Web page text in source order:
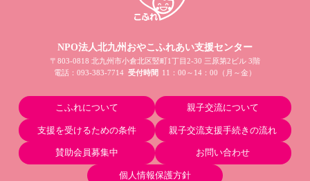
NPO法人北九州おやこふれあい支援センター
〒803-0818 北九州市小倉北区竪町1丁目2-30 三原第2ビル 3階
電話： 093-383-7714 受付時間 11：00～14：00（月～金）
こふれについて 親子交流について
支援を受けるための条件 親子交流支援手続きの流れ
賛助会員募集中 お問い合わせ
個人情報保護方針